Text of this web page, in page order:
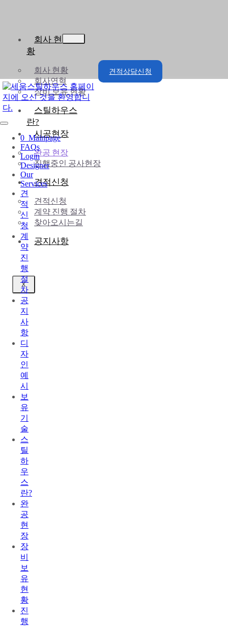
회사 현
황
회사 현황
회사연혁
장비 보유 현황
스틸하우스
란?
시공현장
완공 현장
진행중인 공사현장
견적신청
견적신청
계약 진행 절차
찾아오시는길
공지사항
X
견적상담신청
0_Mainpage
FAQs
Login
Designer
Our
Services
견
적
신
청
계
약
진
행
절
차
공
지
사
항
디
자
인
예
시
보
유
기
술
스
틸
하
우
스
란?
완
공
현
장
장
비
보
유
현
황
진
행